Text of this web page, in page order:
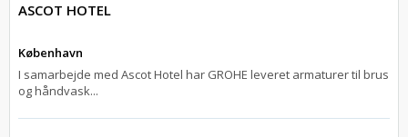
ASCOT HOTEL
København
I samarbejde med Ascot Hotel har GROHE leveret armaturer til brus
og håndvask...